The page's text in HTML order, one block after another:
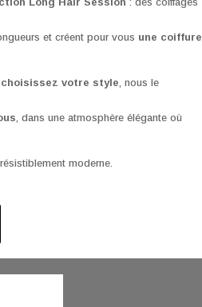
et créent pour vous une coiffure
votre style , nous le
, dans une atmosphère élégante où
moderne.